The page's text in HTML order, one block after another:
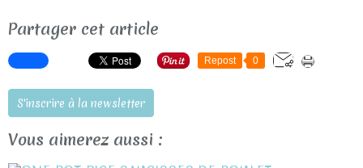
Partager cet article
Repost 0
S'inscrire à la newsletter
Vous aimerez aussi :